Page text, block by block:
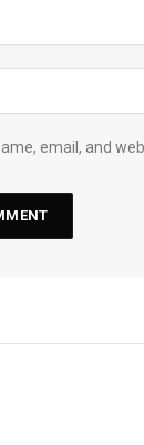
email, and